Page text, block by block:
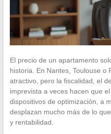
El precio de un apartamento
historia. En Nantes, Toulouse
atractivo, pero la fiscalidad, el
imprevista a veces hacen que
dispositivos de optimización, a
desplazan mucho más de lo
y rentabilidad.